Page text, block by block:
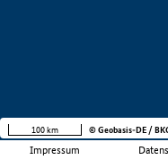
Impressum
100 km © Geobasis-DE /